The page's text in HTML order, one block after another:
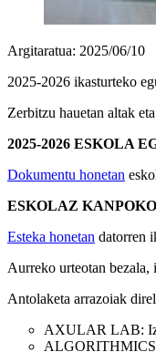
Argitaratua: 2025/06/10
2025-2026 ikasturteko
Zerbitzu hauetan altak
2025-2026 ESKOLA
Dokumentu honetan
ESKOLAZ
Esteka honetan datorren
Aurreko urteotan
Antolaketa arrazoiak
AXULAR LAB: